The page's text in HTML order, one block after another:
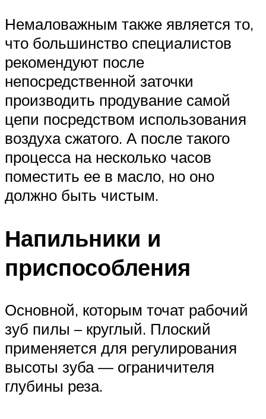
Немаловажным также является то,
что большинство специалистов
рекомендуют после
непосредственной заточки
производить продувание самой
цепи посредством использования
воздуха сжатого. А после такого
процесса на несколько часов
поместить ее в масло, но оно
должно быть чистым.
Напильники и
приспособления
Основной, которым точат рабочий
зуб пилы – круглый. Плоский
применяется для регулирования
высоты зуба — ограничителя
глубины реза.